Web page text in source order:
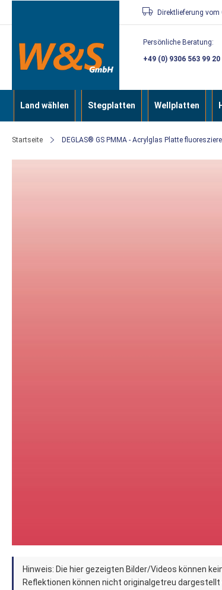
Direkt
zum
Inhalt
Direktlieferung
Persönliche Beratung:
+49 (0) 9306 563 99 20
Land wählen Stegplatten Wellplatten
Startseite DEGLAS® GS PMMA - Acrylglas Platte
Zum
Anfang
Hinweis: Die hier gezeigten Bilder/Videos können
Reflektionen können nicht originalgetreu